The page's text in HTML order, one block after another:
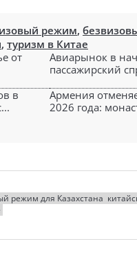
режим,
, туризм в Китае
от
Авиарынок в
пассажирский
в
Армения
2026 года:
режим для Казахстана